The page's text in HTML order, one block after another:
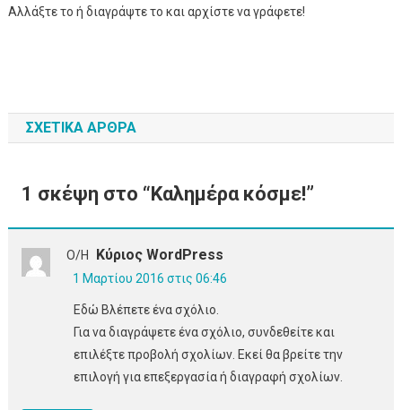
Αλλάξτε το ή διαγράψτε το και αρχίστε να γράφετε!
ΣΧΕΤΙΚΆ ΆΡΘΡΑ
1 σκέψη στο “Καλημέρα κόσμε!”
Ο/Η Κύριος WordPress
1 Μαρτίου 2016 στις 06:46
Εδώ Βλέπετε ένα σχόλιο.
Για να διαγράψετε ένα σχόλιο, συνδεθείτε και
επιλέξτε προβολή σχολίων. Εκεί θα βρείτε την
επιλογή για επεξεργασία ή διαγραφή σχολίων.